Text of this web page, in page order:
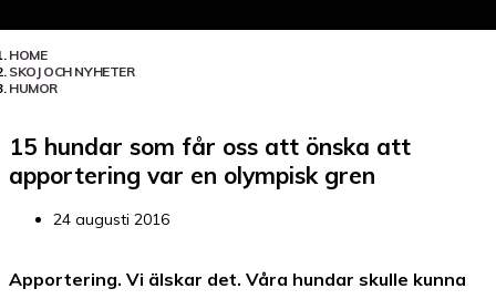
HOME
SKOJ OCH NYHETER
HUMOR
15 hundar som får oss att önska att
apportering var en olympisk gren
24 augusti 2016
Apportering. Vi älskar det. Våra hundar skulle kunna